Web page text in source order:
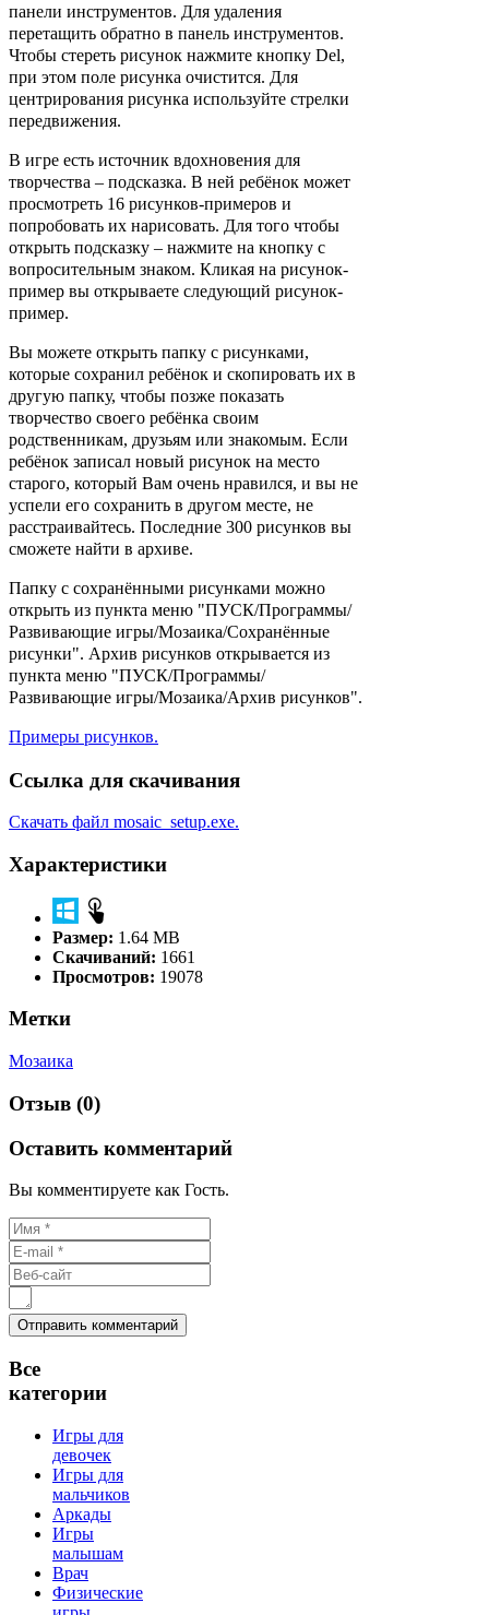
панели инструментов. Для удаления
перетащить обратно в панель инструментов.
Чтобы стереть рисунок нажмите кнопку Del,
при этом поле рисунка очистится. Для
центрирования рисунка используйте стрелки
передвижения.
В игре есть источник вдохновения для
творчества – подсказка. В ней ребёнок может
просмотреть 16 рисунков-примеров и
попробовать их нарисовать. Для того чтобы
открыть подсказку – нажмите на кнопку с
вопросительным знаком. Кликая на рисунок-
пример вы открываете следующий рисунок-
пример.
Вы можете открыть папку с рисунками,
которые сохранил ребёнок и скопировать их в
другую папку, чтобы позже показать
творчество своего ребёнка своим
родственникам, друзьям или знакомым. Если
ребёнок записал новый рисунок на место
старого, который Вам очень нравился, и вы не
успели его сохранить в другом месте, не
расстраивайтесь. Последние 300 рисунков вы
сможете найти в архиве.
Папку с сохранёнными рисунками можно
открыть из пункта меню "ПУСК/Программы/
Развивающие игры/Мозаика/Сохранённые
рисунки". Архив рисунков открывается из
пункта меню "ПУСК/Программы/
Развивающие игры/Мозаика/Архив рисунков".
Примеры рисунков.
Ссылка для скачивания
Скачать файл mosaic_setup.exe.
Характеристики
Размер: 1.64 MB
Скачиваний: 1661
Просмотров: 19078
Метки
Мозаика
Отзыв (0)
Оставить комментарий
Вы комментируете как Гость.
Все
категории
Игры для
девочек
Игры для
мальчиков
Аркады
Игры
малышам
Врач
Физические